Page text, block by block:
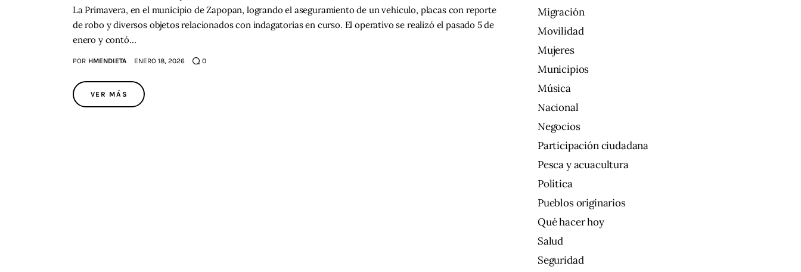
La Primavera, en el municipio de Zapopan, logrando el aseguramiento de un vehículo, placas con reporte
de robo y diversos objetos relacionados con indagatorias en curso. El operativo se realizó el pasado 5 de
enero y contó…
POR HMENDIETA ENERO 18, 2026 0
VER MÁS
Migración
Movilidad
Mujeres
Municipios
Música
Nacional
Negocios
Participación ciudadana
Pesca y acuacultura
Política
Pueblos originarios
Qué hacer hoy
Salud
Seguridad